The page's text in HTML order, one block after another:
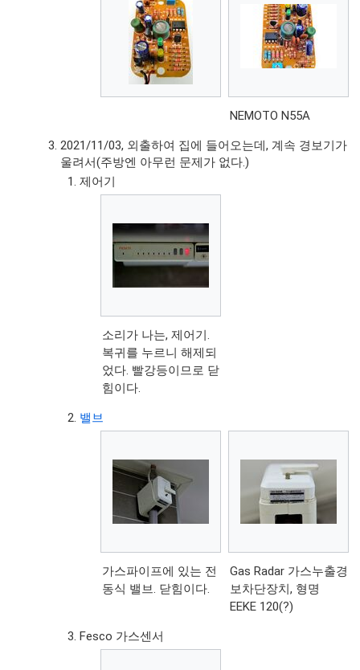
NEMOTO N55A
2021/11/03, 외출하여 집에 들어오는데, 계속 경보기가
울려서(주방엔 아무런 문제가 없다.)
제어기
소리가 나는, 제어기.
복귀를 누르니 해제되
었다. 빨강등이므로 닫
힘이다.
밸브
가스파이프에 있는 전
동식 밸브. 닫힘이다.
Gas Radar 가스누출경
보차단장치, 형명
EEKE 120(?)
Fesco 가스센서